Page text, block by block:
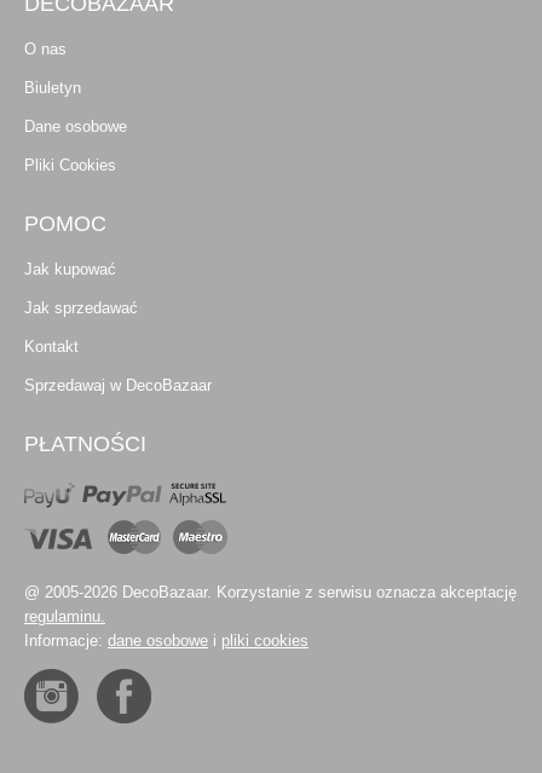
O nas
Biuletyn
Dane osobowe
Pliki Cookies
POMOC
Jak kupować
Jak sprzedawać
Kontakt
Sprzedawaj w DecoBazaar
PŁATNOŚCI
@ 2005-2026 DecoBazaar. Korzystanie z serwisu oznacza akceptację
regulaminu.
Informacje: dane osobowe i pliki cookies